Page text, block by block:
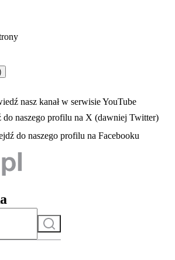
otwiera się w nowej karcie
nasz kanał w serwisie YouTube
nowej karcie
do naszego profilu na X (dawniej Twitter)
- otwiera się w nowej karcie
do naszego profilu na Facebooku
Szukaj
do serwisu